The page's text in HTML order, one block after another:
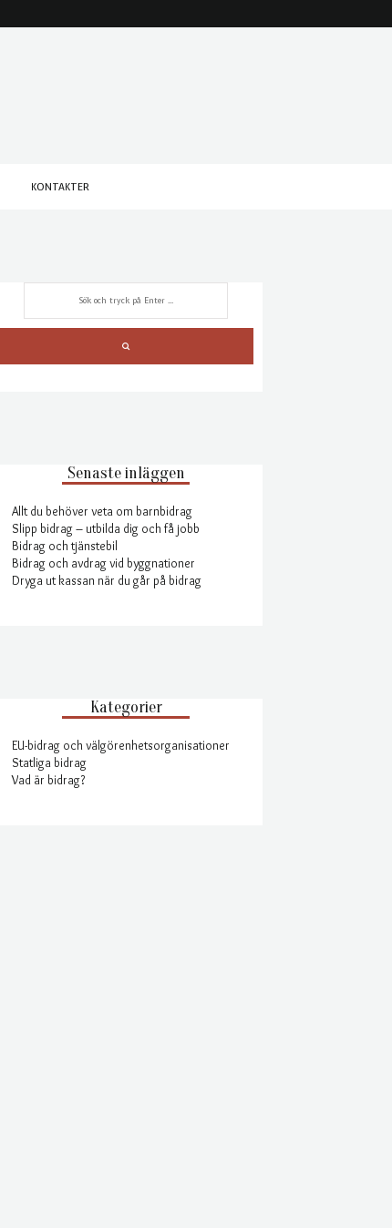
KONTAKTER
Senaste inläggen
Allt du behöver veta om barnbidrag
Slipp bidrag – utbilda dig och få jobb
Bidrag och tjänstebil
Bidrag och avdrag vid byggnationer
Dryga ut kassan när du går på bidrag
Kategorier
EU-bidrag och välgörenhetsorganisationer
Statliga bidrag
Vad är bidrag?